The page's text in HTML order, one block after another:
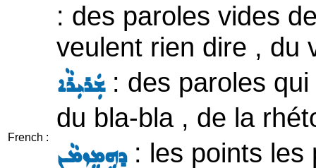
French :
: des paroles vides
veulent rien dire , du
ܫܲܪܝܼܪܵܐ: des paroles qui
du bla-bla , de la
ܕܗܹܡܸܙܡܵܢ: les points les